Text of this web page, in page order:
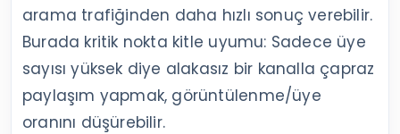
arama trafiğinden daha hızlı sonuç verebilir.
Burada kritik nokta kitle uyumu: Sadece üye
sayısı yüksek diye alakasız bir kanalla çapraz
paylaşım yapmak, görüntülenme/üye
oranını düşürebilir.